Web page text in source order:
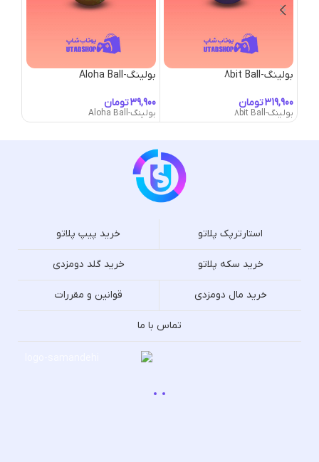
بولینگ-8bit Ball
تومان
بولینگ-8bit Ball
بولینگ-Aloha Ball
تومان
بولینگ-Aloha Ball
استارترپک پلاتو خرید پیپ پلاتو
خرید سکه پلاتو خرید گلد دومزدی
خرید مال دومزدی قوانین و مقررات
تماس با ما